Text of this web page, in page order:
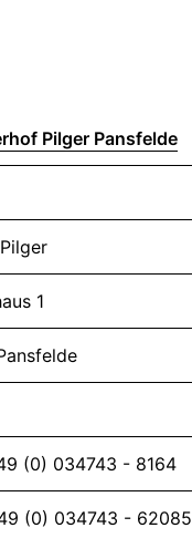
Pilger Pansfelde
1
(0) 034743 - 8164
(0) 034743 - 62085